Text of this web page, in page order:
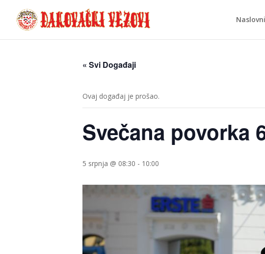
« Svi Događaji
Ovaj događaj je prošao.
Svečana povorka
5 srpnja @ 08:30 - 10:00